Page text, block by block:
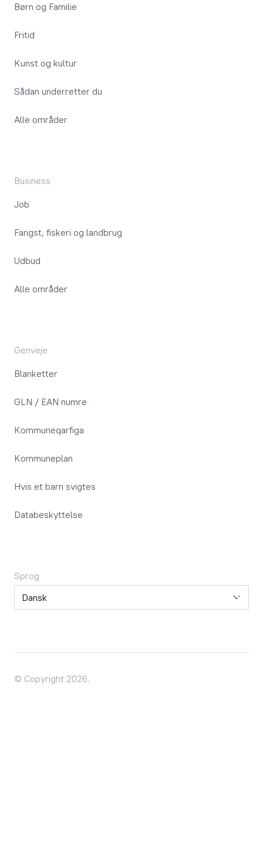
Børn og Familie
Fritid
Kunst og kultur
Sådan underretter du
Alle områder
Business
Job
Fangst, fiskeri og landbrug
Udbud
Alle områder
Genveje
Blanketter
GLN / EAN numre
Kommuneqarfiga
Kommuneplan
Hvis et barn svigtes
Databeskyttelse
Sprog
Sprog
© Copyright 2026.